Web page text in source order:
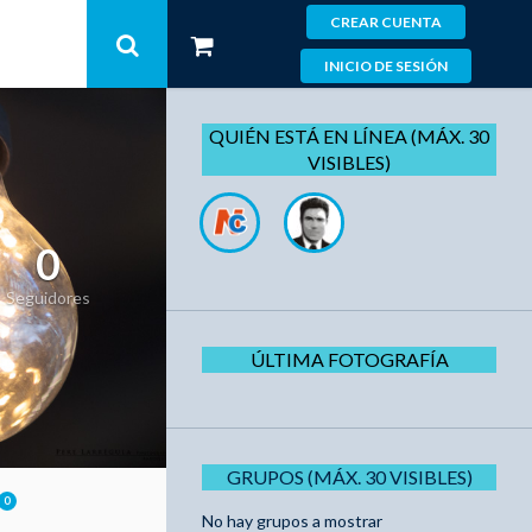
CREAR CUENTA
INICIO DE SESIÓN
0
Seguidores
0
QUIÉN ESTÁ EN LÍNEA (MÁX. 30
VISIBLES)
ÚLTIMA FOTOGRAFÍA
GRUPOS (MÁX. 30 VISIBLES)
No hay grupos a mostrar